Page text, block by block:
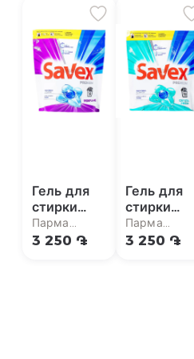
Гель для
стирки
"Savex
Premium
Парма
супермаркет
3 250 ֏
Гель для
стирки
"Savex
Premium
Парма
супермаркет
3 250 ֏